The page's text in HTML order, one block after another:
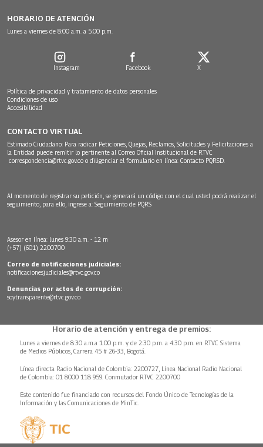
HORARIO DE ATENCIÓN
Lunes a viernes de 8:00 a.m. a 5:00 p.m.
Instagram Facebook X
Política de privacidad y tratamiento de datos personales
Condiciones de uso
Accesibilidad
CONTACTO VIRTUAL
Estimado Ciudadano: Para radicar Peticiones, Quejas, Reclamos, Solicitudes y Felicitaciones a
la Entidad puede remitir lo pertinente al Correo Oficial Institucional de RTVC
correspondencia@rtvc.gov.co o diligenciar el formulario en línea: Contacto PQRSD.
Al momento de registrar su petición, se generará un código con el cual usted podrá realizar el
seguimiento, para ello, ingrese a: Seguimiento de PQRS
Asesor en línea: lunes 9:30 a.m. - 12 m
(+57) (601) 2200700
Correo de notificaciones judiciales:
notificacionesjudiciales@rtvc.gov.co
Denuncias por actos de corrupción:
soytransparente@rtvc.gov.co
Horario de atención y entrega de premios:
Lunes a viernes de 8:30 a.m.a 1:00 p.m. y de 2:30 p.m. a 4:30 p.m. en RTVC Sistema
de Medios Públicos, Carrera 45 # 26-33, Bogotá.
Línea directa Radio Nacional de Colombia: 2200727, Línea Nacional Radio Nacional
de Colombia: 01 8000 118 959. Conmutador RTVC 2200700
Este contenido fue financiado con recursos del Fondo Único de Tecnologías de la
Información y las Comunicaciones de MinTic.